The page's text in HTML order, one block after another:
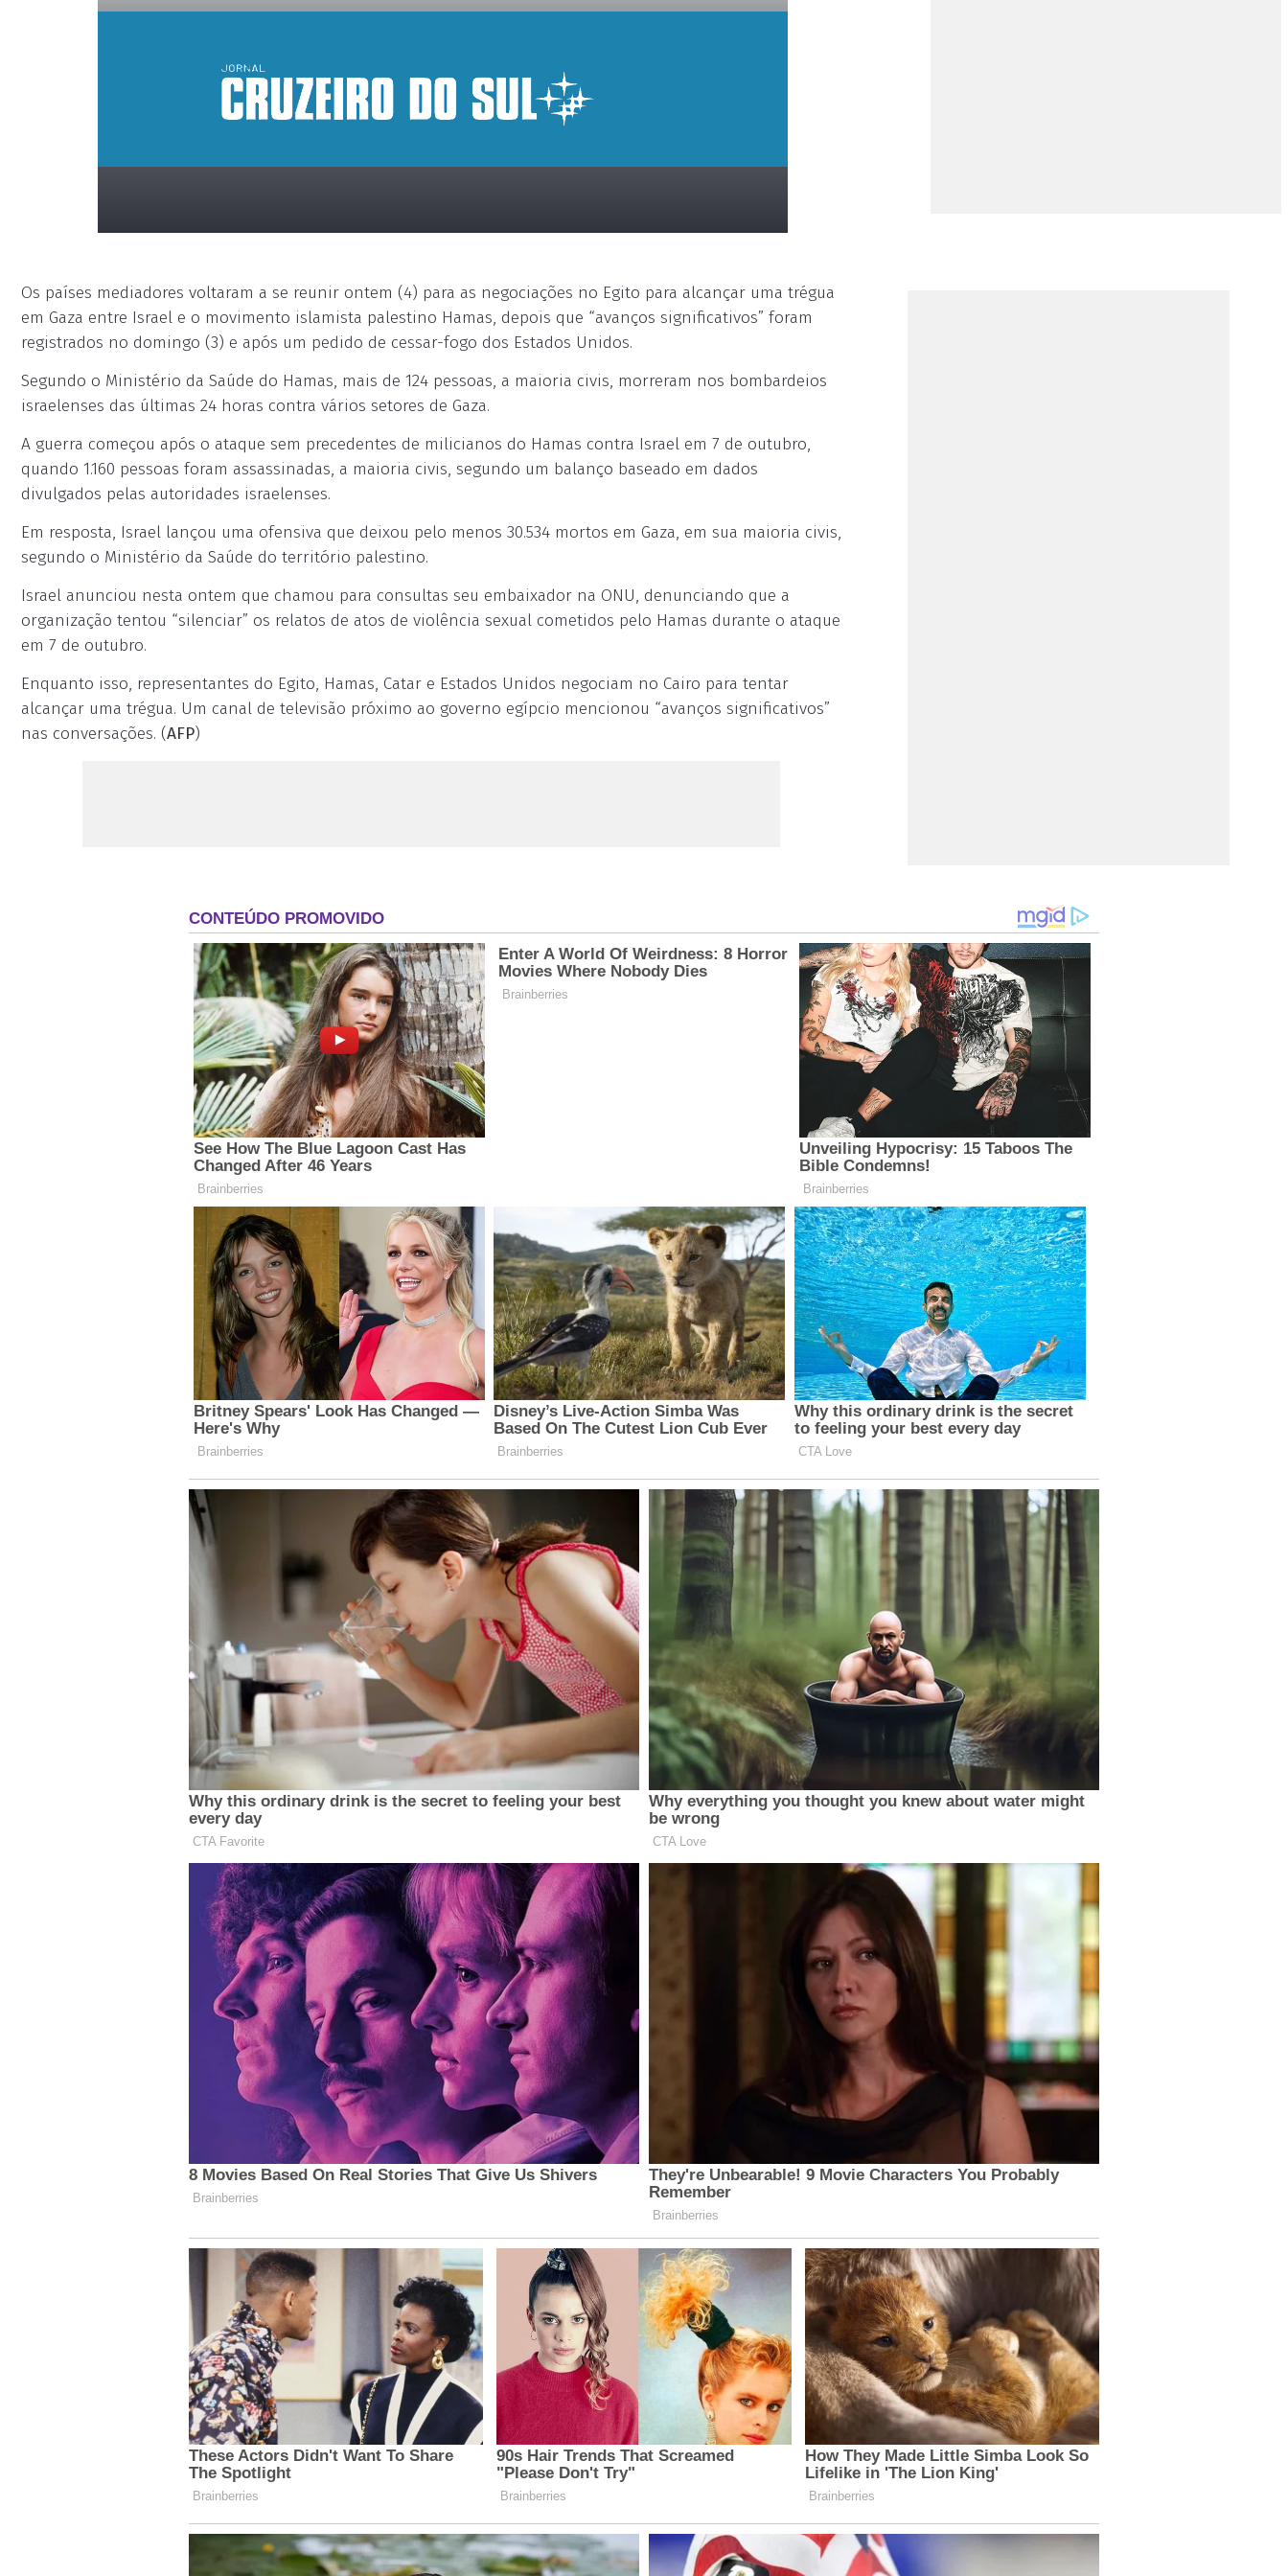
placeholder
Os países mediadores voltaram a se reunir ontem (4) para as negociações no Egito para alcançar uma trégua
em Gaza entre Israel e o movimento islamista palestino Hamas, depois que “avanços significativos” foram
registrados no domingo (3) e após um pedido de cessar-fogo dos Estados Unidos.
Segundo o Ministério da Saúde do Hamas, mais de 124 pessoas, a maioria civis, morreram nos bombardeios
israelenses das últimas 24 horas contra vários setores de Gaza.
A guerra começou após o ataque sem precedentes de milicianos do Hamas contra Israel em 7 de outubro,
quando 1.160 pessoas foram assassinadas, a maioria civis, segundo um balanço baseado em dados
divulgados pelas autoridades israelenses.
Em resposta, Israel lançou uma ofensiva que deixou pelo menos 30.534 mortos em Gaza, em sua maioria civis,
segundo o Ministério da Saúde do território palestino.
Israel anunciou nesta ontem que chamou para consultas seu embaixador na ONU, denunciando que a
organização tentou “silenciar” os relatos de atos de violência sexual cometidos pelo Hamas durante o ataque
em 7 de outubro.
Enquanto isso, representantes do Egito, Hamas, Catar e Estados Unidos negociam no Cairo para tentar
alcançar uma trégua. Um canal de televisão próximo ao governo egípcio mencionou “avanços significativos”
nas conversações. (AFP)